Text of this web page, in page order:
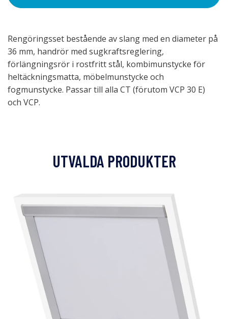
Rengöringsset bestående av slang med en diameter på
36 mm, handrör med sugkraftsreglering,
förlängningsrör i rostfritt stål, kombimunstycke för
heltäckningsmatta, möbelmunstycke och
fogmunstycke. Passar till alla CT (förutom VCP 30 E)
och VCP.
UTVALDA PRODUKTER